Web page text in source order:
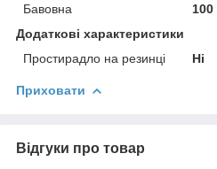
Бавовна
100
Додаткові характеристики
Простирадло на резинці
Ні
Приховати
Відгуки про товар